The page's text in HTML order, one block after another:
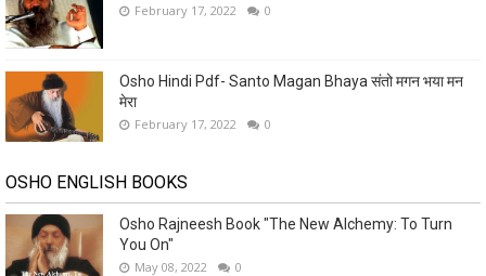
February 17, 2022 0
Osho Hindi Pdf- Santo Magan Bhaya संतो मगन भया मन
मेरा
February 17, 2022 0
OSHO ENGLISH BOOKS
Osho Rajneesh Book "The New Alchemy: To Turn
You On"
May 08, 2022 0